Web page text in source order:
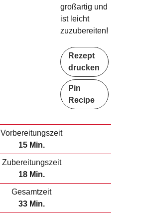
großartig und
ist leicht
zuzubereiten!
Rezept
drucken
Pin
Recipe
Vorbereitungszeit
15M
i
t
e
Min.
Zubereitungszeit
18M
i
Min.
Gesamtzeit
33MMin.